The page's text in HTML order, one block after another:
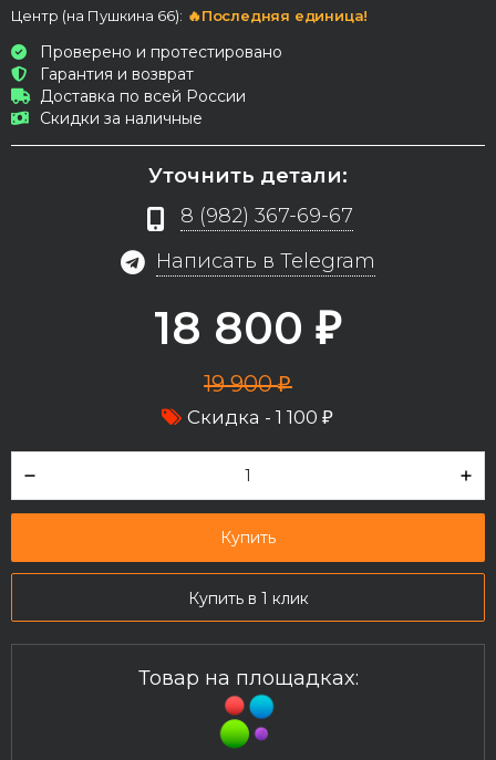
Центр (на Пушкина 66): 🔥Последняя единица!
Проверено и протестировано
Гарантия и возврат
Доставка по всей России
Скидки за наличные
Уточнить детали:
8 (982) 367-69-67
Написать в Telegram
18 800 ₽
19 900₽
Скидка - 1 100 ₽
Купить
Купить в 1 клик
Товар на площадках: